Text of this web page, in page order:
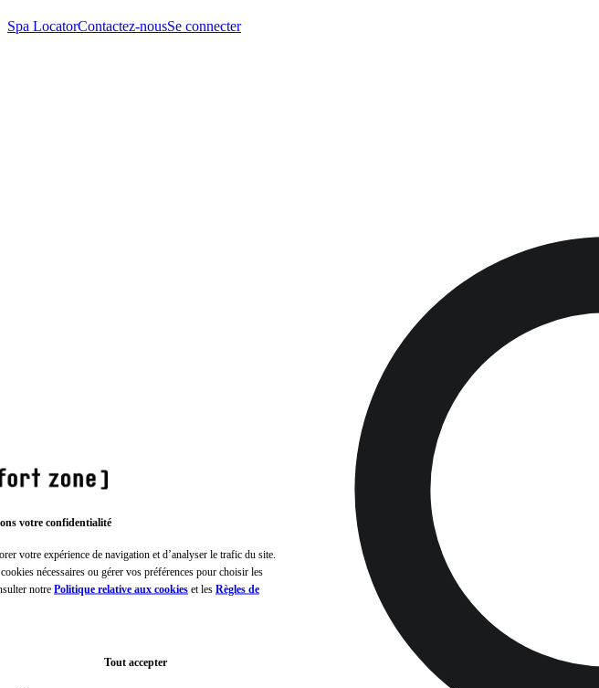
votre confidentialité
votre expérience de navigation et d’analyser le trafic du site.
nécessaires ou gérer vos préférences pour choisir les
notre Politique relative aux cookies et les Règles de
Tout accepter
Spa LocatorContactez-nousSe connecter